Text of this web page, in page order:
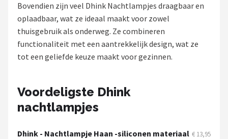
Alecto
Zazu
Paladone
Flow Amsterdam
LUVION
Bovendien zijn veel Dhink Nachtlampjes draagbaar en
oplaadbaar, wat ze ideaal maakt voor zowel
thuisgebruik als onderweg. Ze combineren
functionaliteit met een aantrekkelijk design, wat ze
tot een geliefde keuze maakt voor gezinnen.
Voordeligste Dhink
nachtlampjes
Dhink - Nachtlampje Haan -siliconen materiaal € 13,95